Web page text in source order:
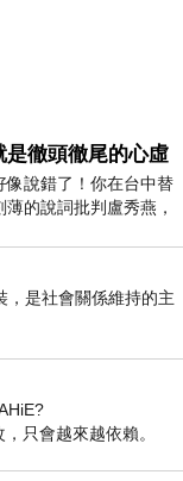
徹頭徹尾的心虛
像說錯了！你在台中替
的說詞批判盧秀燕，
甚至還說盧
，是社會關係維持的主
只會越來越依賴。